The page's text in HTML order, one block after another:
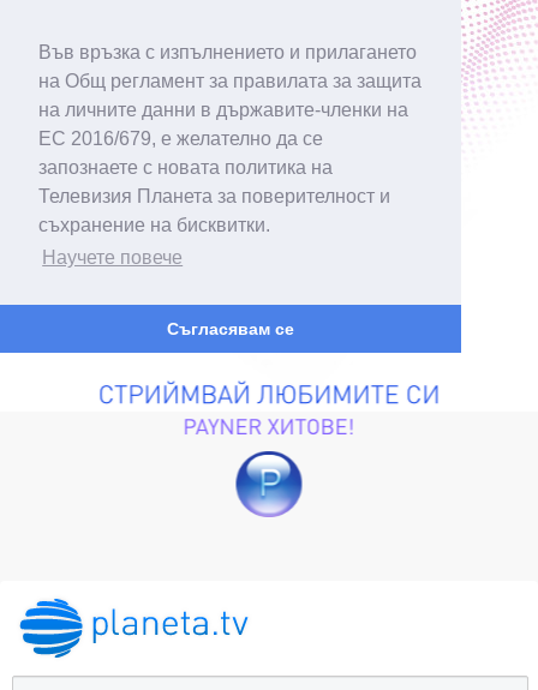
Във връзка с изпълнението и прилагането
на Общ регламент за правилата за защита
на личните данни в държавите-членки на
ЕС 2016/679, е желателно да се
запознаете с новата политика на
Телевизия Планета за поверителност и
съхранение на бисквитки.
Научете повече
Съгласявам се